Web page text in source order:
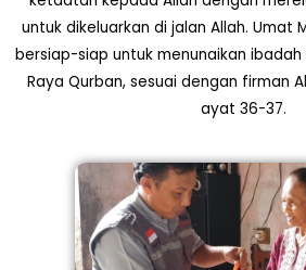
untuk dikeluarkan di jalan Allah. Umat
bersiap-siap untuk menunaikan
Raya Qurban, sesuai dengan firman
ayat 36-37.